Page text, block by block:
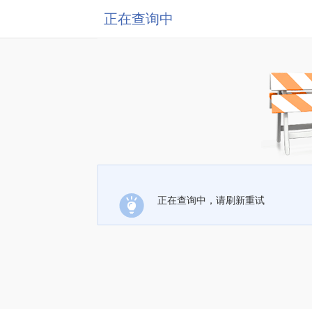
正在查询中
正在查询中，请刷新重试